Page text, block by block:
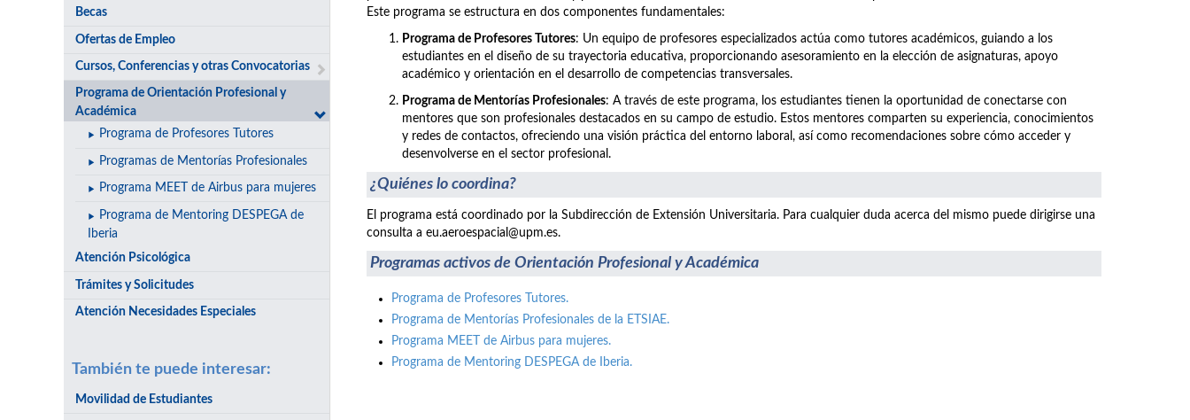
Becas
Ofertas de Empleo
Cursos, Conferencias y otras Convocatorias
Programa de Orientación Profesional y
Académica
Programa de Profesores Tutores
Programas de Mentorías Profesionales
Programa MEET de Airbus para mujeres
Programa de Mentoring DESPEGA de
Iberia
Atención Psicológica
Trámites y Solicitudes
Atención Necesidades Especiales
También te puede interesar:
Movilidad de Estudiantes
Este programa se estructura en dos componentes fundamentales:
Programa de Profesores Tutores: Un equipo de profesores especializados actúa como tutores académicos, guiando a los
estudiantes en el diseño de su trayectoria educativa, proporcionando asesoramiento en la elección de asignaturas, apoyo
académico y orientación en el desarrollo de competencias transversales.
Programa de Mentorías Profesionales: A través de este programa, los estudiantes tienen la oportunidad de conectarse con
mentores que son profesionales destacados en su campo de estudio. Estos mentores comparten su experiencia, conocimientos
y redes de contactos, ofreciendo una visión práctica del entorno laboral, así como recomendaciones sobre cómo acceder y
desenvolverse en el sector profesional.
¿Quiénes lo coordina?
El programa está coordinado por la Subdirección de Extensión Universitaria. Para cualquier duda acerca del mismo puede dirigirse una
consulta a eu.aeroespacial@upm.es.
Programas activos de Orientación Profesional y Académica
Programa de Profesores Tutores.
Programa de Mentorías Profesionales de la ETSIAE.
Programa MEET de Airbus para mujeres.
Programa de Mentoring DESPEGA de Iberia.